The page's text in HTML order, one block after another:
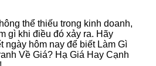
thể thiếu trong kinh doanh,
gì khi điều đó xảy ra. Hãy
ngày hôm nay để biết Làm Gì
Về Giá? Hạ Giá Hay Cạnh